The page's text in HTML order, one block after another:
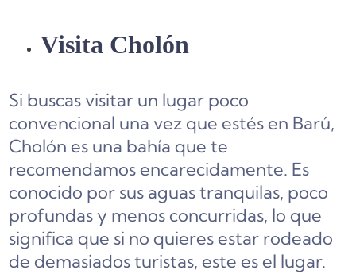
Visita Cholón
Si buscas visitar un lugar poco
convencional una vez que estés en Barú,
Cholón es una bahía que te
recomendamos encarecidamente. Es
conocido por sus aguas tranquilas, poco
profundas y menos concurridas, lo que
significa que si no quieres estar rodeado
de demasiados turistas, este es el lugar.